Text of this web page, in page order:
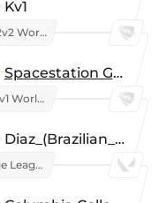
Kv1
RLCS 2026 - 2v2 World Championship
Spacestation Gaming
RLCS 2026 - 1v1 World Championship
Diaz_(Brazilian_Player)
PlayVS College League 2025: Fall